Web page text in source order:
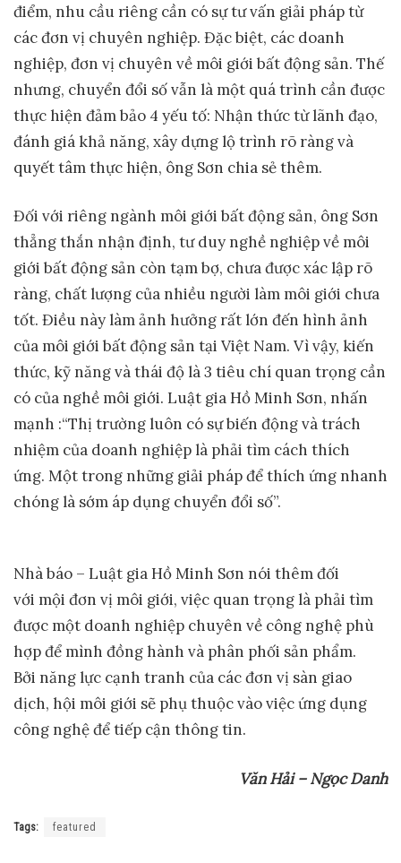
điểm, nhu cầu riêng cần có sự tư vấn giải pháp từ
các đơn vị chuyên nghiệp. Đặc biệt, các doanh
nghiệp, đơn vị chuyên về môi giới bất động sản. Thế
nhưng, chuyển đổi số vẫn là một quá trình cần được
thực hiện đảm bảo 4 yếu tố: Nhận thức từ lãnh đạo,
đánh giá khả năng, xây dựng lộ trình rõ ràng và
quyết tâm thực hiện, ông Sơn chia sẻ thêm.
Đối với riêng ngành môi giới bất động sản, ông Sơn
thẳng thắn nhận định, tư duy nghề nghiệp về môi
giới bất động sản còn tạm bợ, chưa được xác lập rõ
ràng, chất lượng của nhiều người làm môi giới chưa
tốt. Điều này làm ảnh hưởng rất lớn đến hình ảnh
của môi giới bất động sản tại Việt Nam. Vì vậy, kiến
thức, kỹ năng và thái độ là 3 tiêu chí quan trọng cần
có của nghề môi giới. Luật gia Hồ Minh Sơn, nhấn
mạnh :“Thị trường luôn có sự biến động và trách
nhiệm của doanh nghiệp là phải tìm cách thích
ứng. Một trong những giải pháp để thích ứng nhanh
chóng là sớm áp dụng chuyển đổi số”.
Nhà báo – Luật gia Hồ Minh Sơn nói thêm đối
với mội đơn vị môi giới, việc quan trọng là phải tìm
được một doanh nghiệp chuyên về công nghệ phù
hợp để mình đồng hành và phân phối sản phẩm.
Bởi năng lực cạnh tranh của các đơn vị sàn giao
dịch, hội môi giới sẽ phụ thuộc vào việc ứng dụng
công nghệ để tiếp cận thông tin.
Văn Hải – Ngọc Danh
Tags: featured